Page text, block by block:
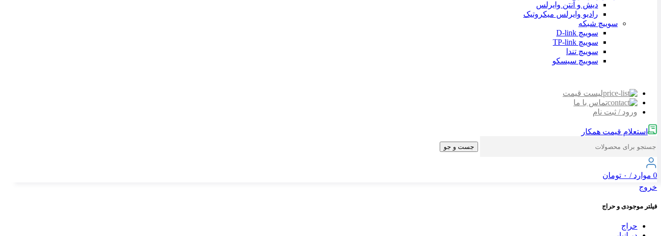
دیش و آنتن وایرلس
رادیو وایرلس میکروتیک
سوییچ شبکه
سوییچ D-link
سوییچ TP-link
سوییچ تندا
سوییچ سیسکو
لیست قیمت
تماس با ما
ورود / ثبت نام
استعلام قیمت همکار
جست و جو
0 موارد / ۰ تومان
خروج
فیلتر موجودی و حراج
حراج